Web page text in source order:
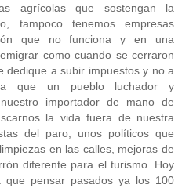
agrícolas que sostengan la
tampoco tenemos empresas
que no funciona y en una
como cuando se cerraron
dedique a subir impuestos y no a
que un pueblo luchador y
importador de mano de
la vida fuera de nuestra
del paro, unos políticos que
en las calles, mejoras de
diferente para el turismo. Hoy
pensar pasados ya los 100